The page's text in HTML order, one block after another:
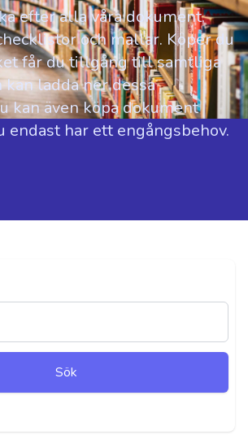
efter alla våra dokument,
och mallar. Köper du
får du tillgång till samtliga
ladda ner dessa
kan även köpa dokument
endast har ett engångsbehov.
Sök